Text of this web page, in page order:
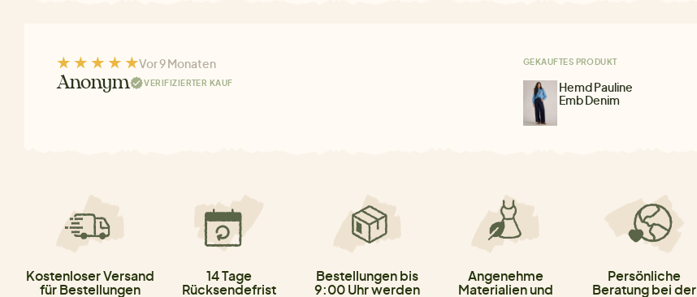
Vor 9 Monaten
Anonym VERIFIZIERTER KAUF
GEKAUFTES PRODUKT
Hemd Pauline
Emb Denim
Kostenloser Versand
für Bestellungen
14 Tage
Rücksendefrist
Bestellungen bis
9:00 Uhr werden
Angenehme
Materialien und
Persönliche
Beratung bei der